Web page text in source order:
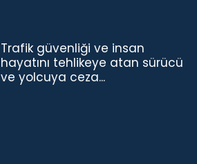
Trafik güvenliği ve insan
hayatını tehlikeye atan sürücü
ve yolcuya ceza...